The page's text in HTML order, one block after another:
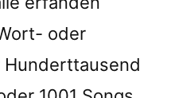
oder